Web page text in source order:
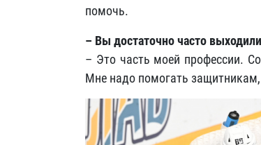
помочь.
– Вы достаточно часто
– Это часть моей профессии.
Мне надо помогать